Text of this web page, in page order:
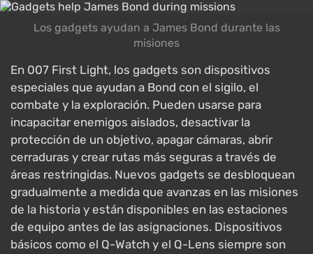
Los gadgets ayudan a James Bond durante las
misiones
En 007 First Light, los gadgets son dispositivos
especiales que ayudan a Bond con el sigilo, el
combate y la exploración. Pueden usarse para
incapacitar enemigos aislados, desactivar la
protección de un objetivo, apagar cámaras, abrir
cerraduras y crear rutas más seguras a través de
áreas restringidas. Nuevos gadgets se desbloquean
gradualmente a medida que avanzas en las misiones
de la historia y están disponibles en las estaciones
de equipo antes de las asignaciones. Dispositivos
básicos como el Q-Watch y el Q-Lens siempre son